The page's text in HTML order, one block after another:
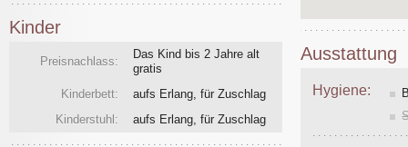
Ausstattung
Hygiene:
Kinder
Preisnachlass:
Das Kind bis 2 Jahre alt
gratis
Kinderbett:
aufs Erlang, für Zuschlag
Kinderstuhl:
aufs Erlang, für Zuschlag